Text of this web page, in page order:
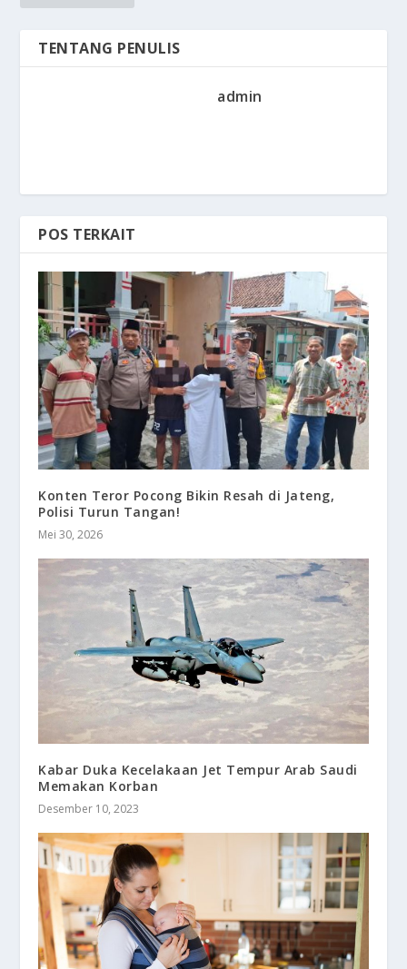
TENTANG PENULIS
admin
POS TERKAIT
Konten Teror Pocong Bikin Resah di Jateng,
Polisi Turun Tangan!
Mei 30, 2026
Kabar Duka Kecelakaan Jet Tempur Arab Saudi
Memakan Korban
Desember 10, 2023